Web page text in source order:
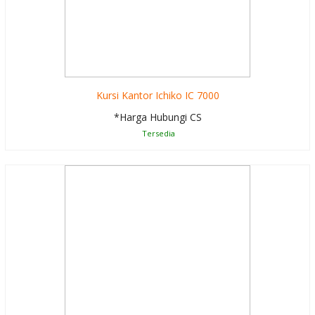
Kursi Kantor Ichiko IC 7000
*Harga Hubungi CS
Tersedia